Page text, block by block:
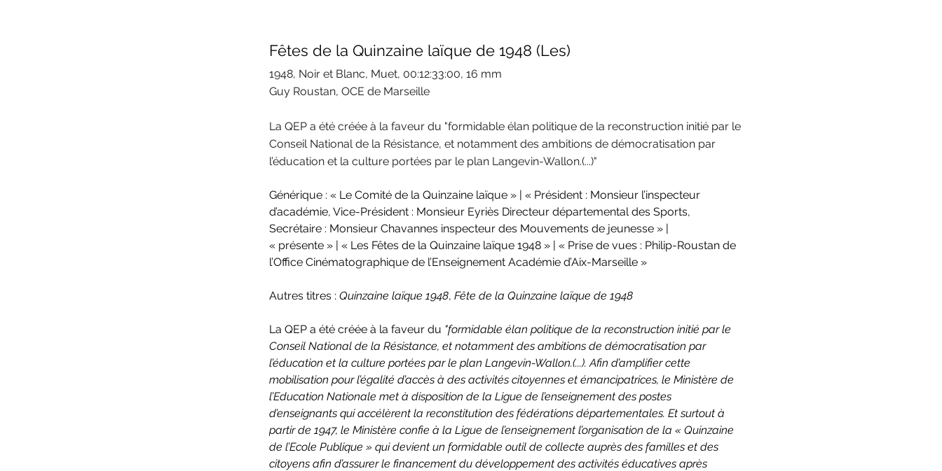
Fêtes de la Quinzaine laïque de 1948 (Les)
1948, Noir et Blanc, Muet, 00:12:33:00, 16 mm
Guy Roustan, OCE de Marseille
La QEP a été créée à la faveur du "formidable élan politique de la reconstruction initié par le
Conseil National de la Résistance, et notamment des ambitions de démocratisation par
l’éducation et la culture portées par le plan Langevin-Wallon.(...)"
Générique : « Le Comité de la Quinzaine laïque » | « Président : Monsieur l’inspecteur
d’académie, Vice-Président : Monsieur Eyriès Directeur départemental des Sports,
Secrétaire : Monsieur Chavannes inspecteur des Mouvements de jeunesse » |
« présente » | « Les Fêtes de la Quinzaine laïque 1948 » | « Prise de vues : Philip-Roustan de
l’Office Cinématographique de l’Enseignement Académie d’Aix-Marseille »
Autres titres : Quinzaine laïque 1948, Fête de la Quinzaine laïque de 1948
La QEP a été créée à la faveur du "formidable élan politique de la reconstruction initié par le
Conseil National de la Résistance, et notamment des ambitions de démocratisation par
l’éducation et la culture portées par le plan Langevin-Wallon.(...). Afin d’amplifier cette
mobilisation pour l’égalité d’accès à des activités citoyennes et émancipatrices, le Ministère de
l’Education Nationale met à disposition de la Ligue de l’enseignement des postes
d’enseignants qui accélèrent la reconstitution des fédérations départementales. Et surtout à
partir de 1947, le Ministère confie à la Ligue de l’enseignement l’organisation de la « Quinzaine
de l’Ecole Publique » qui devient un formidable outil de collecte auprès des familles et des
citoyens afin d’assurer le financement du développement des activités éducatives après